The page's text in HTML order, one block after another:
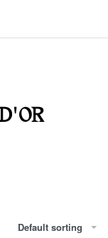
Default sorting